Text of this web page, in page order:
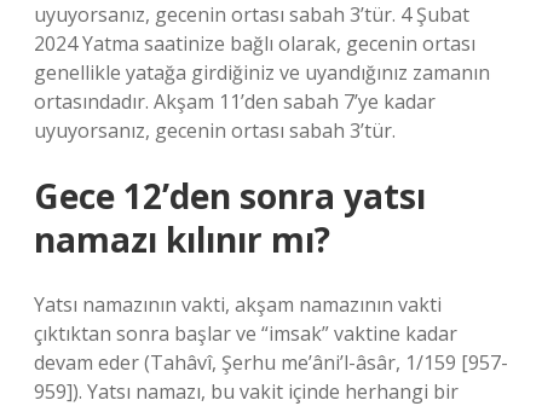
uyuyorsanız, gecenin ortası sabah 3’tür. 4 Şubat
2024 Yatma saatinize bağlı olarak, gecenin ortası
genellikle yatağa girdiğiniz ve uyandığınız zamanın
ortasındadır. Akşam 11’den sabah 7’ye kadar
uyuyorsanız, gecenin ortası sabah 3’tür.
Gece 12’den sonra yatsı
namazı kılınır mı?
Yatsı namazının vakti, akşam namazının vakti
çıktıktan sonra başlar ve “imsak” vaktine kadar
devam eder (Tahâvî, Şerhu me’âni’l-âsâr, 1/159 [957-
959]). Yatsı namazı, bu vakit içinde herhangi bir